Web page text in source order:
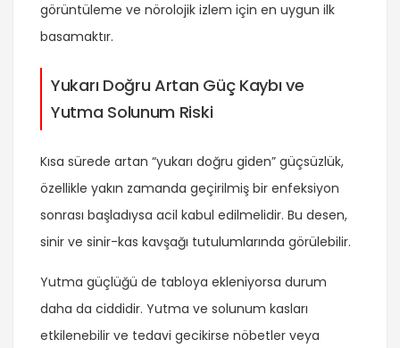
görüntüleme ve nörolojik izlem için en uygun ilk
basamaktır.
Yukarı Doğru Artan Güç Kaybı ve
Yutma Solunum Riski
Kısa sürede artan “yukarı doğru giden” güçsüzlük,
özellikle yakın zamanda geçirilmiş bir enfeksiyon
sonrası başladıysa acil kabul edilmelidir. Bu desen,
sinir ve sinir-kas kavşağı tutulumlarında görülebilir.
Yutma güçlüğü de tabloya ekleniyorsa durum
daha da ciddidir. Yutma ve solunum kasları
etkilenebilir ve tedavi gecikirse nöbetler veya